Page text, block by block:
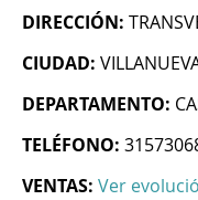
DIRECCIÓN:
CIUDAD:
DEPARTAMENTO:
TELÉFONO:
VENTAS: Ver